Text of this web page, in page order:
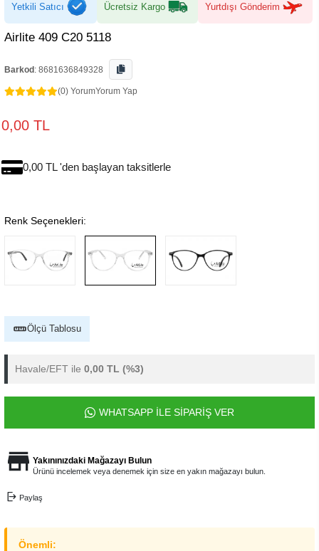
Yetkili Satıcı Ücretsiz Kargo Yurtdışı Gönderim
Airlite 409 C20 5118
Barkod : 8681636849328
(0) YorumYorum Yap
0,00 TL
0,00 TL 'den başlayan taksitlerle
Renk Seçenekleri:
Ölçü Tablosu
Havale/EFT ile 0,00 TL (%3)
WHATSAPP İLE SİPARİŞ VER
Yakınınızdaki Mağazayı Bulun
Ürünü incelemek veya denemek için size en yakın mağazayı bulun.
Paylaş
Önemli: